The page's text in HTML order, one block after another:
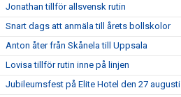
Jonathan tillför allsvensk rutin
Snart dags att anmäla till årets bollskolor
Anton åter från Skånela till Uppsala
Lovisa tillför rutin inne på linjen
Jubileumsfest på Elite Hotel den 27 augusti